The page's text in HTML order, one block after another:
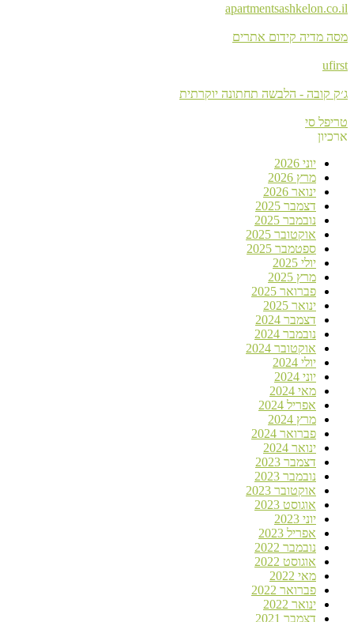
apartmentsashkelon.co.il
מסה מדיה קידום אתרים
ufirst
ג׳ק קובה - הלבשה תחתונה יוקרתית
טריפל סי
ארכיון
יוני 2026
מרץ 2026
ינואר 2026
דצמבר 2025
נובמבר 2025
אוקטובר 2025
ספטמבר 2025
יולי 2025
מרץ 2025
פברואר 2025
ינואר 2025
דצמבר 2024
נובמבר 2024
אוקטובר 2024
יולי 2024
יוני 2024
מאי 2024
אפריל 2024
מרץ 2024
פברואר 2024
ינואר 2024
דצמבר 2023
נובמבר 2023
אוקטובר 2023
אוגוסט 2023
יוני 2023
אפריל 2023
נובמבר 2022
אוגוסט 2022
מאי 2022
פברואר 2022
ינואר 2022
דצמבר 2021